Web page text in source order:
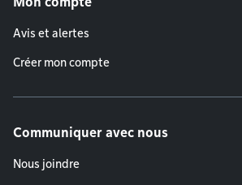
Avis et alertes
Créer mon compte
Communiquer avec nous
Nous joindre